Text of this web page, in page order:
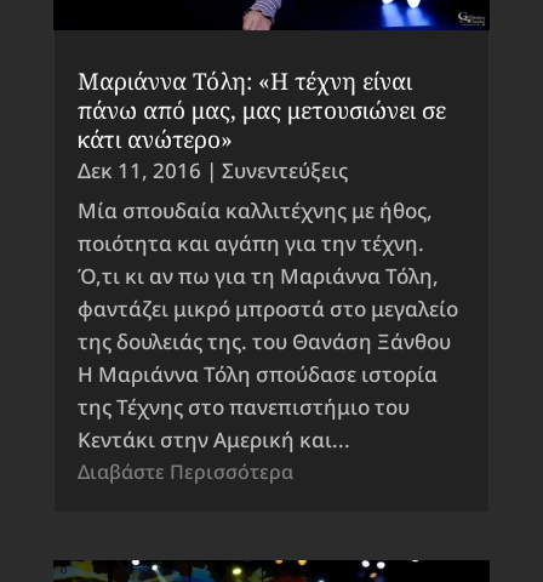
Μαριάννα Τόλη: «Η τέχνη είναι
πάνω από μας, μας μετουσιώνει σε
κάτι ανώτερο»
Δεκ 11, 2016 | Συνεντεύξεις
Μία σπουδαία καλλιτέχνης με ήθος,
ποιότητα και αγάπη για την τέχνη.
Ό,τι κι αν πω για τη Μαριάννα Τόλη,
φαντάζει μικρό μπροστά στο μεγαλείο
της δουλειάς της. του Θανάση Ξάνθου
Η Μαριάννα Τόλη σπούδασε ιστορία
της Τέχνης στο πανεπιστήμιο του
Κεντάκι στην Αμερική και...
Διαβάστε Περισσότερα